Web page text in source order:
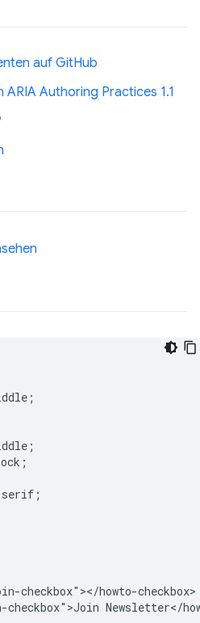
auf GitHub
Authoring Practices 1.1
checkbox"></howto-checkbox>